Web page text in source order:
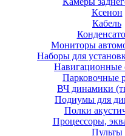
Ксенон
Кабель
Мониторы
Наборы для
Навигационные
Парковочные
ВЧ динамики
Подиумы для
Полки
Процессоры,
Пульты